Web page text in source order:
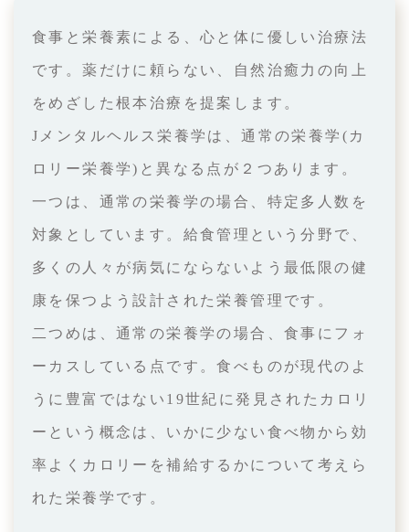
食事と栄養素による、心と体に優しい治療法
です。薬だけに頼らない、自然治癒力の向上
をめざした根本治療を提案します。
Jメンタルヘルス栄養学は、通常の栄養学(カ
ロリー栄養学)と異なる点が２つあります。
一つは、通常の栄養学の場合、特定多人数を
対象としています。給食管理という分野で、
多くの人々が病気にならないよう最低限の健
康を保つよう設計された栄養管理です。
二つめは、通常の栄養学の場合、食事にフォ
ーカスしている点です。食べものが現代のよ
うに豊富ではない19世紀に発見されたカロリ
ーという概念は、いかに少ない食べ物から効
率よくカロリーを補給するかについて考えら
れた栄養学です。